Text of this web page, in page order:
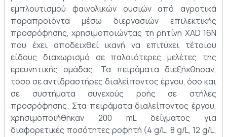
εμπλουτισμού φαινολικών ουσιών από αγροτικά
παραπροϊόντα μέσω διεργασιών επιλεκτικής
προσρόφησης, χρησιμοποιώντας τη ρητίνη XAD 16N
που έχει αποδειχθεί ικανή να επιτύχει τέτοιου
είδους διαχωρισμό σε παλαιότερες μελέτες της
ερευνητικής ομάδας. Τα πειράματα διεξήχθησαν,
τόσο σε αντιδραστήρες διαλείποντος έργου, όσο και
σε συστήματα συνεχούς ροής σε στήλες
προσρόφησης. Στα πειράματα διαλείποντος έργου,
χρησιμοποιήθηκαν 200 mL δείγματος για
διαφορετικές ποσότητες ροφητή (4 g/L, 8 g/L, 12 g/L,